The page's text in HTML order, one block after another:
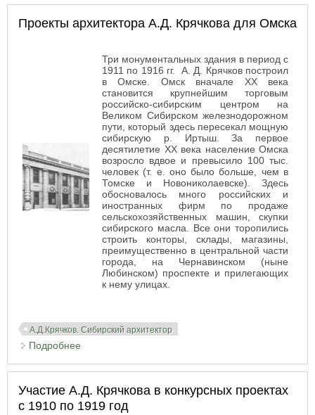
Проекты архитектора А.Д. Крячкова для Омска
Три монументальных здания в период с
1911 по 1916 гг. А. Д. Крячков построил
в Омске. Омск вначале XX века
становится крупнейшим торговым
российско-сибирским центром на
Великом Сибирском железнодорожном
пути, который здесь пересекал мощную
сибирскую р. Иртыш. За первое
десятилетие XX века население Омска
возросло вдвое и превысило 100 тыс.
человек (т. е. оно было больше, чем в
Томске и Новониколаевске). Здесь
обосновалось много российских и
иностранных фирм по продаже
сельскохозяйственных машин, скупки
сибирского масла. Все они торопились
строить конторы, склады, магазины,
преимущественно в центральной части
города, на Чернавинском (ныне
Любинском) проспекте и прилегающих
к нему улицах.
А.Д.Крячков. Сибирский архитектор
Подробнее
Участие А.Д. Крячкова в конкурсных проектах
с 1910 по 1919 год